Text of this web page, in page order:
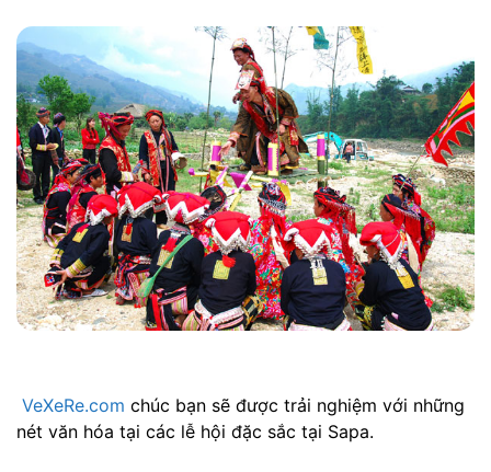
VeXeRe.com chúc bạn sẽ được trải nghiệm với những
nét văn hóa tại các lễ hội đặc sắc tại Sapa.